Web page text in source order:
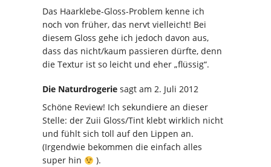
Das Haarklebe-Gloss-Problem kenne ich
noch von früher, das nervt vielleicht! Bei
diesem Gloss gehe ich jedoch davon aus,
dass das nicht/kaum passieren dürfte, denn
die Textur ist so leicht und eher „flüssig“.
Die Naturdrogerie sagt am 2. Juli 2012
Schöne Review! Ich sekundiere an dieser
Stelle: der Zuii Gloss/Tint klebt wirklich nicht
und fühlt sich toll auf den Lippen an.
(Irgendwie bekommen die einfach alles
super hin
).